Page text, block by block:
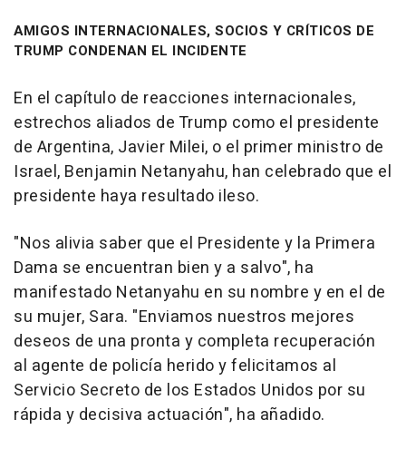
AMIGOS INTERNACIONALES, SOCIOS Y CRÍTICOS DE
TRUMP CONDENAN EL INCIDENTE
En el capítulo de reacciones internacionales,
estrechos aliados de Trump como el presidente
de Argentina, Javier Milei, o el primer ministro de
Israel, Benjamin Netanyahu, han celebrado que el
presidente haya resultado ileso.
"Nos alivia saber que el Presidente y la Primera
Dama se encuentran bien y a salvo", ha
manifestado Netanyahu en su nombre y en el de
su mujer, Sara. "Enviamos nuestros mejores
deseos de una pronta y completa recuperación
al agente de policía herido y felicitamos al
Servicio Secreto de los Estados Unidos por su
rápida y decisiva actuación", ha añadido.